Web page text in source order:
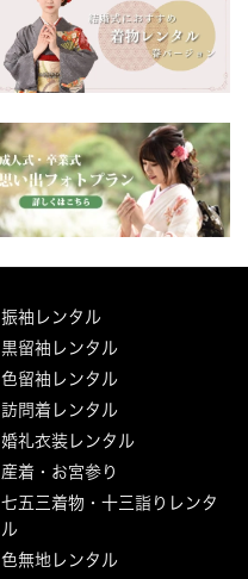
振袖レンタル
黒留袖レンタル
色留袖レンタル
訪問着レンタル
婚礼衣装レンタル
産着・お宮参り
七五三着物・十三詣りレンタ
ル
色無地レンタル